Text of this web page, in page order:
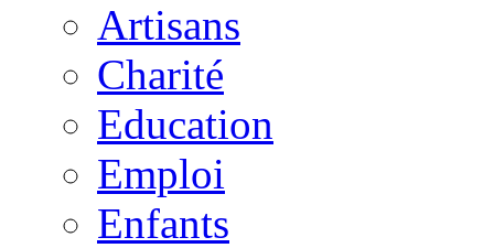
Artisans
Charité
Education
Emploi
Enfants